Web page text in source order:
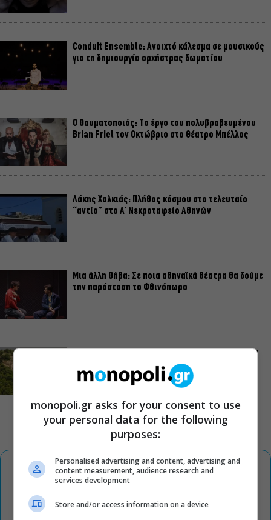
Conduit Ensemble: Ανοιχτό κάλεσμα σε μουσικούς
για τη δημιουργία ορχήστρας δωματίου
Ο Θαυματοποιός: Το έργο του πολυβραβευμένου
Brian Friel τον Οκτώβριο στο Θέατρο Μπέλλος
Λάκης Χαλκιάς: Πλήθος κόσμου στο τελευταίο
“αντίο” στο Α’ Νεκροταφείο Αθηνών
Μια άλλη Θήβα: Σε ποια αθηναϊκά θέατρα θα δούμε
την παράσταση το Φθινόπωρο
ΥΠΠΟ: Αναβαθμίζεται ο αρχαιολογικός χώρος του
monopoli.gr asks for your consent to use
your personal data for the following
purposes:
Personalised advertising and content, advertising and
content measurement, audience research and
services development
Store and/or access information on a device